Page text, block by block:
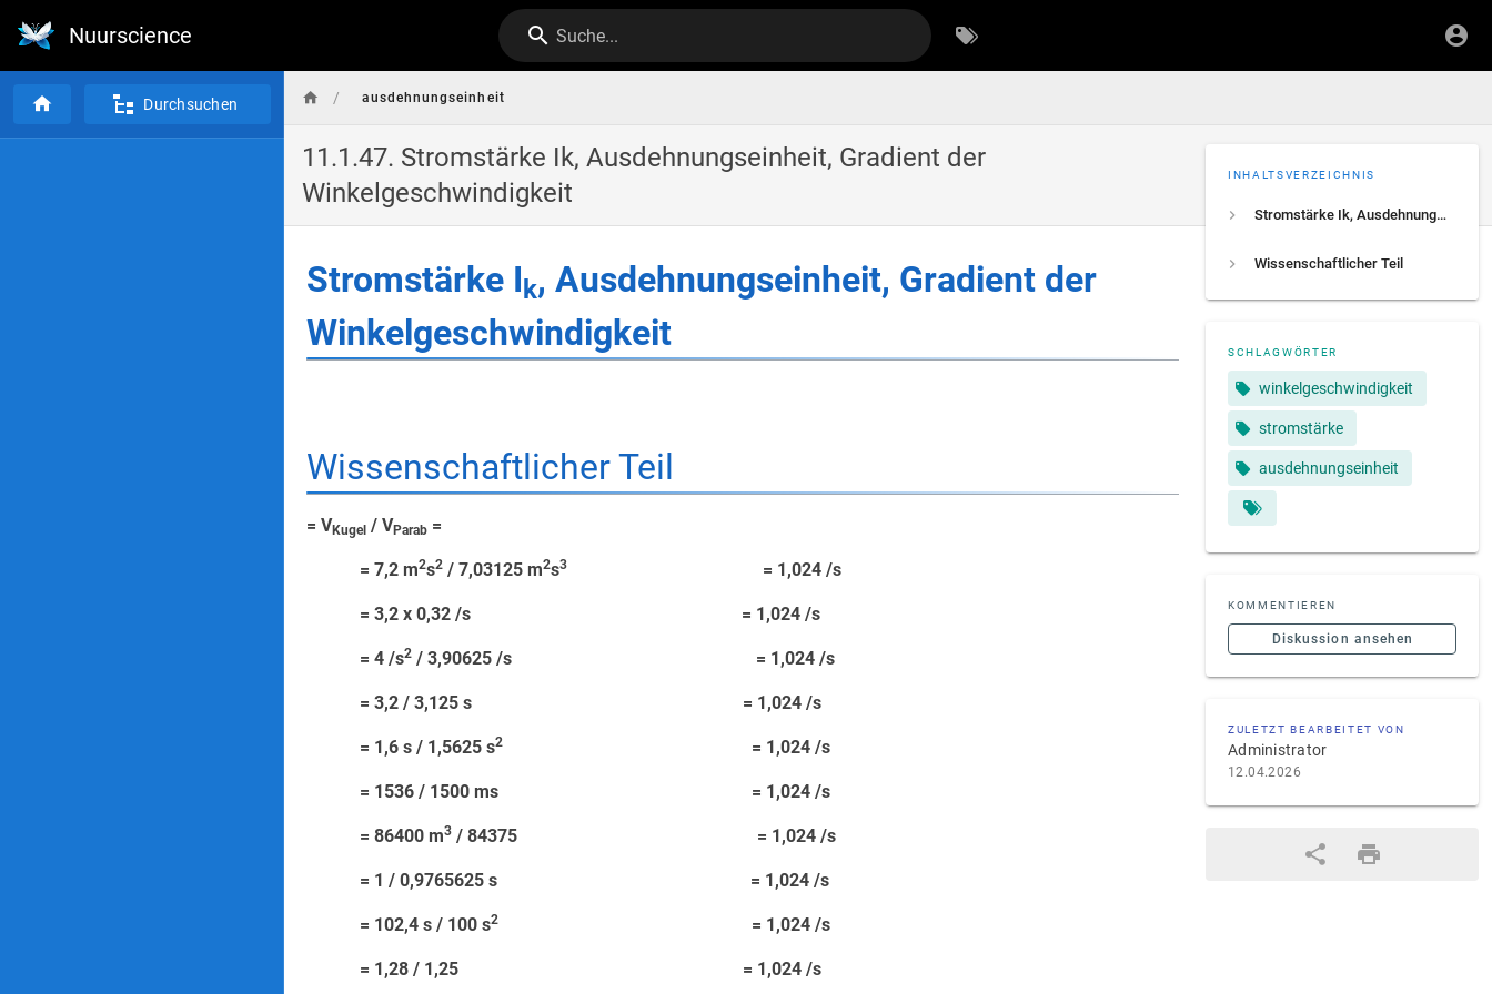
Nuurscience Suche...
Durchsuchen / ausdehnungseinheit
11.1.47. Stromstärke Ik, Ausdehnungseinheit, Gradient der
Winkelgeschwindigkeit
INHALTSVERZEICHNIS
Stromstärke Ik, Ausdehnungseinheit, Gradient der Winkelgeschwindigkeit
Wissenschaftlicher Teil
SCHLAGWÖRTER
winkelgeschwindigkeit
stromstärke
ausdehnungseinheit
KOMMENTIEREN
Diskussion ansehen
ZULETZT BEARBEITET VON
Administrator
12.04.2026
Stromstärke I k, Ausdehnungseinheit, Gradient der
Winkelgeschwindigkeit
Wissenschaftlicher Teil
= VKugel / VParab =
= 7,2 m2s2 / 7,03125 m2s3 = 1,024 /s
= 3,2 x 0,32 /s = 1,024 /s
= 4 /s2 / 3,90625 /s = 1,024 /s
= 3,2 / 3,125 s = 1,024 /s
= 1,6 s / 1,5625 s2 = 1,024 /s
= 1536 / 1500 ms = 1,024 /s
= 86400 m3 / 84375 = 1,024 /s
= 1 / 0,9765625 s = 1,024 /s
= 102,4 s / 100 s2 = 1,024 /s
= 1,28 / 1,25 = 1,024 /s